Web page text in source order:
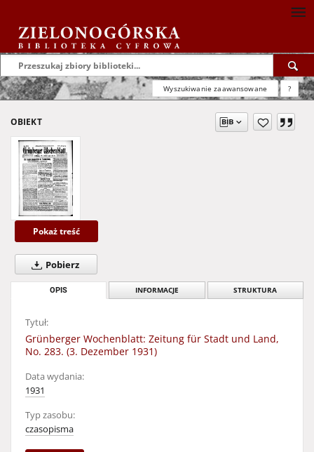
Wyszukiwanie zaawansowane ?
OBIEKT
Pokaż treść
Pobierz
OPIS INFORMACJE STRUKTURA
Tytuł:
Grünberger Wochenblatt: Zeitung für Stadt und Land,
No. 283. (3. Dezember 1931)
Data wydania:
1931
Typ zasobu:
czasopisma